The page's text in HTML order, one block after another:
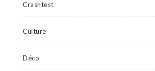
Crashtest
Culture
Déco